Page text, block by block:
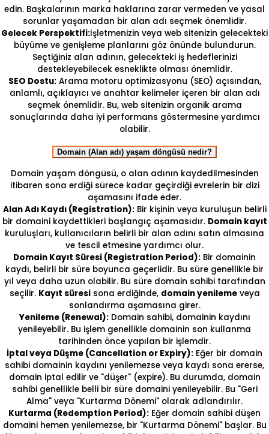
edin. Başkalarının marka haklarına zarar vermeden ve yasal
sorunlar yaşamadan bir alan adı seçmek önemlidir.
Gelecek Perspektifi:İşletmenizin veya web sitenizin gelecekteki
büyüme ve genişleme planlarını göz önünde bulundurun.
Seçtiğiniz alan adının, gelecekteki iş hedeflerinizi
destekleyebilecek esneklikte olması önemlidir.
SEO Dostu:Arama motoru optimizasyonu (SEO) açısından,
anlamlı, açıklayıcı ve anahtar kelimeler içeren bir alan adı
seçmek önemlidir. Bu, web sitenizin organik arama
sonuçlarında daha iyi performans göstermesine yardımcı
olabilir.
Domain (Alan adı) yaşam döngüsü nedir?
Domain yaşam döngüsü, o alan adının kaydedilmesinden
itibaren sona erdiği sürece kadar geçirdiği evrelerin bir dizi
aşamasını ifade eder.
Alan Adı Kaydı (Registration):Bir kişinin veya kuruluşun belirli
bir domaini kaydettikleri başlangıç aşamasıdır. Domain kayıt
kuruluşları, kullanıcıların belirli bir alan adını satın almasına
ve tescil etmesine yardımcı olur.
Domain Kayıt Süresi (Registration Period): Bir domainin
kaydı, belirli bir süre boyunca geçerlidir. Bu süre genellikle bir
yıl veya daha uzun olabilir. Bu süre domain sahibi tarafından
seçilir. Kayıt süresisona erdiğinde, domain yenilemeveya
sonlandırma aşamasına girer.
Yenileme (Renewal):Domain sahibi, domainin kaydını
yenileyebilir. Bu işlem genellikle domainin son kullanma
tarihinden önce yapılan bir işlemdir.
İptal veya Düşme (Cancellation or Expiry): Eğer bir domain
sahibi domainin kaydını yenilemezse veya kaydı sona ererse,
domain iptal edilir ve "düşer" (expire). Bu durumda, domain
sahibi genellikle belli bir süre domaini yenileyebilir. Bu "Geri
Alma" veya "Kurtarma Dönemi" olarak adlandırılır.
Kurtarma (Redemption Period): Eğer domain sahibi düşen
domaini hemen yenilemezse, bir "Kurtarma Dönemi" başlar. Bu